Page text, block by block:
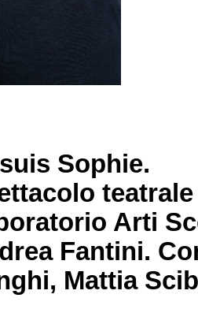
Sophie.
Arti
Fantini.
Mattia